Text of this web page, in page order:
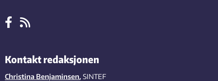
Kontakt redaksjonen
Christina Benjaminsen, SINTEF